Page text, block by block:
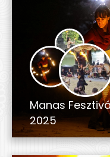
Manas
2025